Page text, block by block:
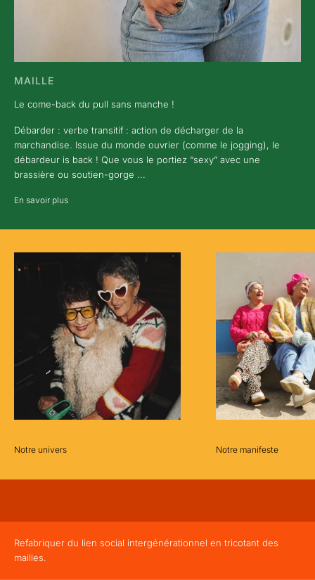
MAILLE
Le come-back du pull sans manche !
Débarder : verbe transitif : action de décharger de la
marchandise. Issue du monde ouvrier (comme le jogging), le
débardeur is back ! Que vous le portiez “sexy” avec une
brassière ou soutien-gorge ...
En savoir plus
Notre univers Notre manifeste
E
W
d'u
mis
Refabriquer du lien social intergénérationnel en tricotant des
mailles.